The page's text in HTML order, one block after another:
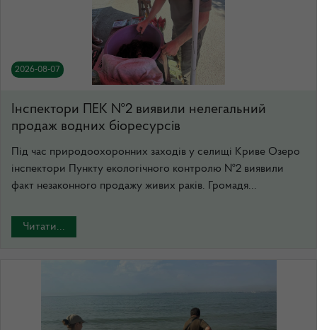
2026-08-07
Інспектори ПЕК №2 виявили нелегальний
продаж водних біоресурсів
Під час природоохоронних заходів у селищі Криве Озеро
інспектори Пункту екологічного контролю №2 виявили
факт незаконного продажу живих раків. Громадя...
Читати...